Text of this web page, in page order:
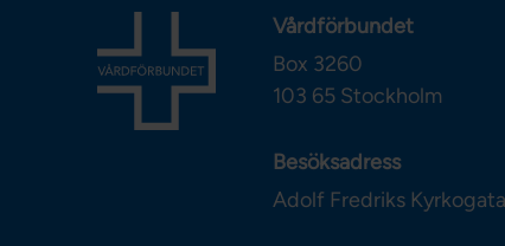
Vårdförbundet
Box 3260
103 65 Stockholm
Besöksadress
Adolf Fredriks Kyrkogata